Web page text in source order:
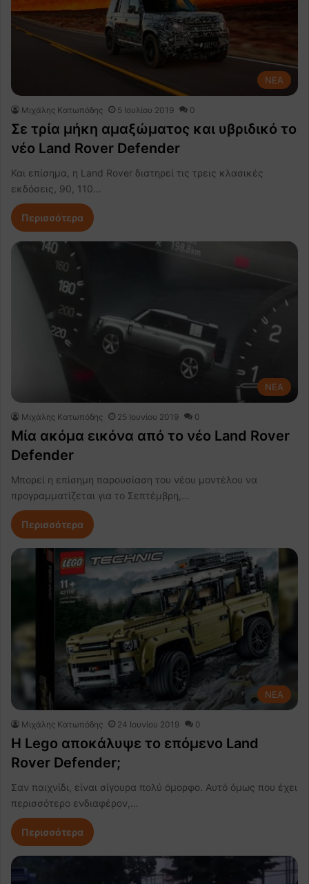
NEA
Μιχάλης Κατωπόδης 5 Ιουλίου 2019 0
Σε τρία μήκη αμαξώματος και υβριδικό το
νέο Land Rover Defender
Και επίσημα, η Land Rover διατηρεί τις τρεις κλασικές
εκδόσεις, 90, 110…
Περισσότερα
NEA
Μιχάλης Κατωπόδης 25 Ιουνίου 2019 0
Μία ακόμα εικόνα από το νέο Land Rover
Defender
Μπορεί η επίσημη παρουσίαση του νέου μοντέλου να
προγραμματίζεται για το Σεπτέμβρη,…
Περισσότερα
NEA
Μιχάλης Κατωπόδης 24 Ιουνίου 2019 0
H Lego αποκάλυψε το επόμενο Land
Rover Defender;
Σαν παιχνίδι, είναι σίγουρα πολύ όμορφο. Αυτό όμως που έχει
περισσότερο ενδιαφέρον,…
Περισσότερα